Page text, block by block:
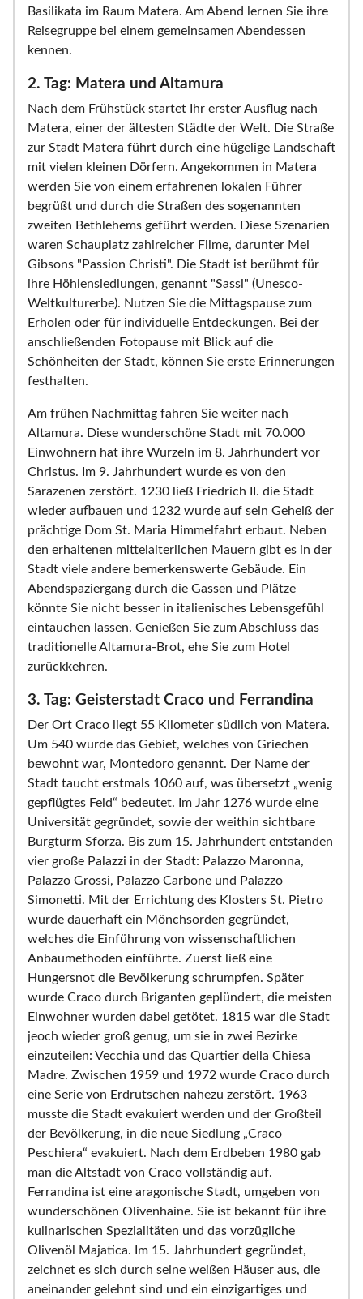
Basilikata im Raum Matera. Am Abend lernen Sie ihre
Reisegruppe bei einem gemeinsamen Abendessen
kennen.
2. Tag: Matera und Altamura
Nach dem Frühstück startet Ihr erster Ausflug nach
Matera, einer der ältesten Städte der Welt. Die Straße
zur Stadt Matera führt durch eine hügelige Landschaft
mit vielen kleinen Dörfern. Angekommen in Matera
werden Sie von einem erfahrenen lokalen Führer
begrüßt und durch die Straßen des sogenannten
zweiten Bethlehems geführt werden. Diese Szenarien
waren Schauplatz zahlreicher Filme, darunter Mel
Gibsons "Passion Christi". Die Stadt ist berühmt für
ihre Höhlensiedlungen, genannt "Sassi" (Unesco-
Weltkulturerbe). Nutzen Sie die Mittagspause zum
Erholen oder für individuelle Entdeckungen. Bei der
anschließenden Fotopause mit Blick auf die
Schönheiten der Stadt, können Sie erste Erinnerungen
festhalten.
Am frühen Nachmittag fahren Sie weiter nach
Altamura. Diese wunderschöne Stadt mit 70.000
Einwohnern hat ihre Wurzeln im 8. Jahrhundert vor
Christus. Im 9. Jahrhundert wurde es von den
Sarazenen zerstört. 1230 ließ Friedrich II. die Stadt
wieder aufbauen und 1232 wurde auf sein Geheiß der
prächtige Dom St. Maria Himmelfahrt erbaut. Neben
den erhaltenen mittelalterlichen Mauern gibt es in der
Stadt viele andere bemerkenswerte Gebäude. Ein
Abendspaziergang durch die Gassen und Plätze
könnte Sie nicht besser in italienisches Lebensgefühl
eintauchen lassen. Genießen Sie zum Abschluss das
traditionelle Altamura-Brot, ehe Sie zum Hotel
zurückkehren.
3. Tag: Geisterstadt Craco und Ferrandina
Der Ort Craco liegt 55 Kilometer südlich von Matera.
Um 540 wurde das Gebiet, welches von Griechen
bewohnt war, Montedoro genannt. Der Name der
Stadt taucht erstmals 1060 auf, was übersetzt „wenig
gepflügtes Feld“ bedeutet. Im Jahr 1276 wurde eine
Universität gegründet, sowie der weithin sichtbare
Burgturm Sforza. Bis zum 15. Jahrhundert entstanden
vier große Palazzi in der Stadt: Palazzo Maronna,
Palazzo Grossi, Palazzo Carbone und Palazzo
Simonetti. Mit der Errichtung des Klosters St. Pietro
wurde dauerhaft ein Mönchsorden gegründet,
welches die Einführung von wissenschaftlichen
Anbaumethoden einführte. Zuerst ließ eine
Hungersnot die Bevölkerung schrumpfen. Später
wurde Craco durch Briganten geplündert, die meisten
Einwohner wurden dabei getötet. 1815 war die Stadt
jeoch wieder groß genug, um sie in zwei Bezirke
einzuteilen: Vecchia und das Quartier della Chiesa
Madre. Zwischen 1959 und 1972 wurde Craco durch
eine Serie von Erdrutschen nahezu zerstört. 1963
musste die Stadt evakuiert werden und der Großteil
der Bevölkerung, in die neue Siedlung „Craco
Peschiera“ evakuiert. Nach dem Erdbeben 1980 gab
man die Altstadt von Craco vollständig auf.
Ferrandina ist eine aragonische Stadt, umgeben von
wunderschönen Olivenhaine. Sie ist bekannt für ihre
kulinarischen Spezialitäten und das vorzügliche
Olivenöl Majatica. Im 15. Jahrhundert gegründet,
zeichnet es sich durch seine weißen Häuser aus, die
aneinander gelehnt sind und ein einzigartiges und